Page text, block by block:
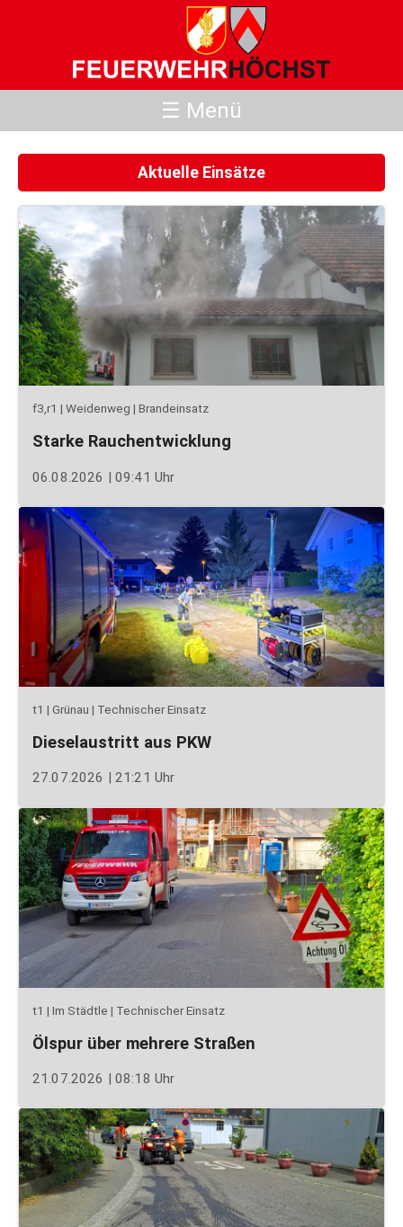
☰ Menü
Aktuelle Einsätze
f3,r1 | Weidenweg | Brandeinsatz
Starke Rauchentwicklung
06.08.2026 | 09:41 Uhr
t1 | Grünau | Technischer Einsatz
Dieselaustritt aus PKW
27.07.2026 | 21:21 Uhr
t1 | Im Städtle | Technischer Einsatz
Ölspur über mehrere Straßen
21.07.2026 | 08:18 Uhr